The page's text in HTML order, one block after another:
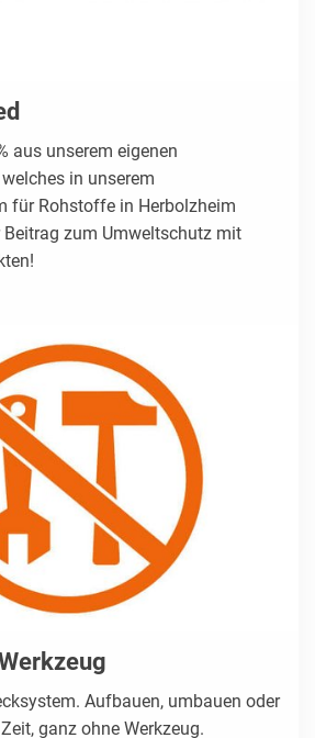
aus unserem eigenen
in unserem
für Rohstoffe in Herbolzheim
zum Umweltschutz mit
Aufbauen, umbauen oder
ganz ohne Werkzeug.